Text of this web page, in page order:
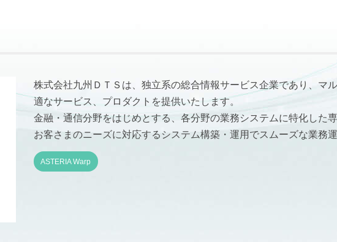
株式会社九州ＤＴＳは、独立系の総合情報サービス企業であり、マ
適なサービス、プロダクトを提供いたします。
金融・通信分野をはじめとする、各分野の業務システムに特化した
お客さまのニーズに対応するシステム構築・運用でスムーズな業務
ASTERIA Warp